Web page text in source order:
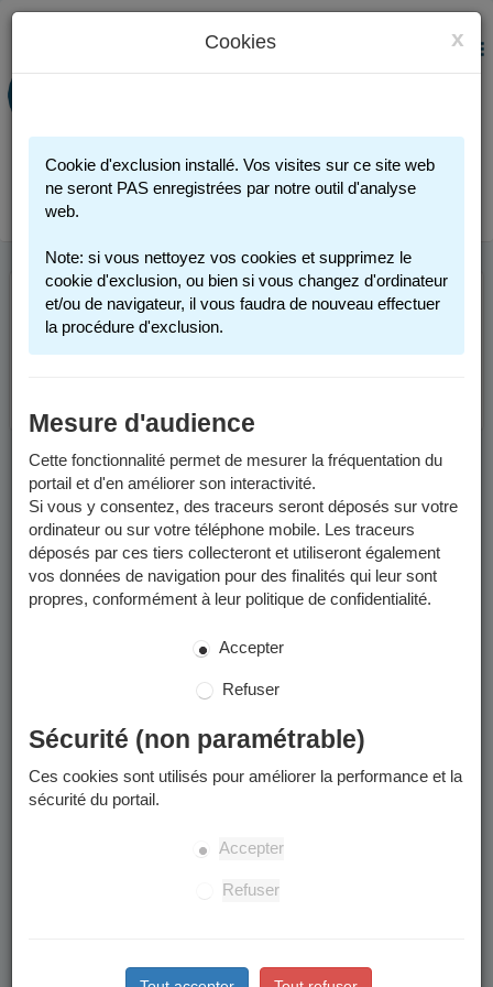
PORTAIL FAMILLE
Connexion
MENU
Cette page n'est plus accessible. Merci de votre
compréhension.
x
Cookies
Cookie d'exclusion installé. Vos visites sur ce site web
ne seront PAS enregistrées par notre outil d'analyse
web.
Note: si vous nettoyez vos cookies et supprimez le
cookie d'exclusion, ou bien si vous changez d'ordinateur
et/ou de navigateur, il vous faudra de nouveau effectuer
la procédure d'exclusion.
Mesure d'audience
Cette fonctionnalité permet de mesurer la fréquentation du
portail et d'en améliorer son interactivité.
Si vous y consentez, des traceurs seront déposés sur votre
ordinateur ou sur votre téléphone mobile. Les traceurs
déposés par ces tiers collecteront et utiliseront également
vos données de navigation pour des finalités qui leur sont
propres, conformément à leur politique de confidentialité.
Accepter
Refuser
Sécurité (non paramétrable)
Ces cookies sont utilisés pour améliorer la performance et la
sécurité du portail.
Accepter
Refuser